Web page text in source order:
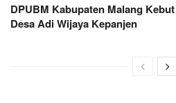
DPUBM Kabupaten Malang
Desa Adi Wijaya Kepanjen